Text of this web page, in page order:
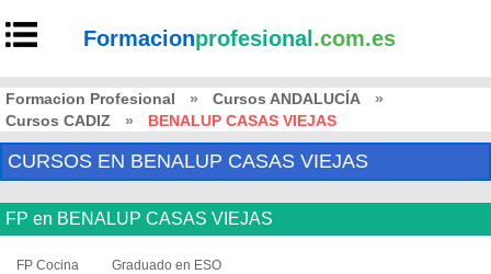
Formacionprofesional .com.es
Formacion Profesional » Cursos ANDALUCÍA
»
Cursos CADIZ
» BENALUP CASAS VIEJAS
CURSOS EN BENALUP CASAS VIEJAS
FP en BENALUP CASAS VIEJAS
FP Cocina
Graduado en ESO